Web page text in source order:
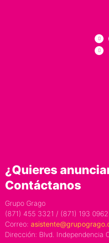
¿Quieres
Contáctanos
Grupo Grago
(871) 455 3321 / (871) 193
Correo:
Dirección: Blvd. Independencia